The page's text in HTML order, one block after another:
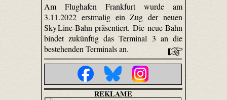
Am Flughafen Frankfurt wurde am
3.11.2022 erstmalig ein Zug der neuen
Sky Line-Bahn präsentiert. Die neue Bahn
bindet zukünftig das Terminal 3 an die
bestehenden Terminals an.
REKLAME